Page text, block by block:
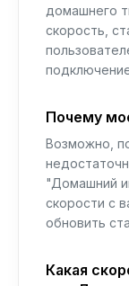
домашнего
скорость,
Почему
Возможно,
"Домашний
скорости с
обновить
Какая